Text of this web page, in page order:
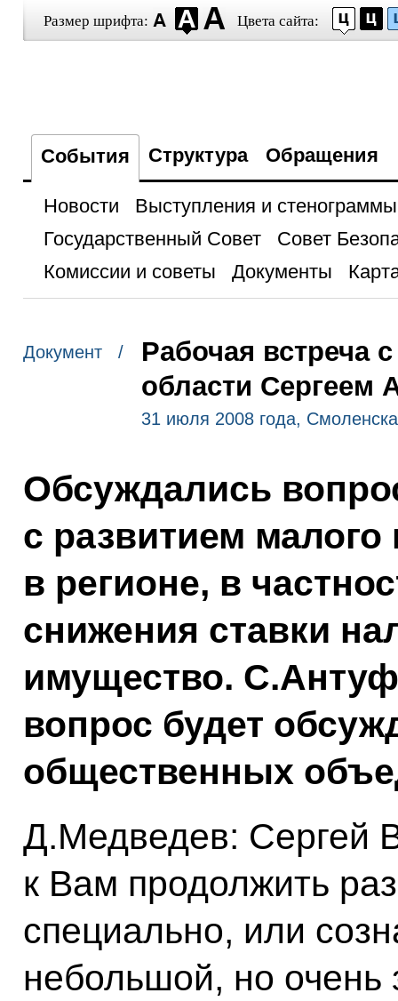
Размер шрифта: Цвета сайта:
События Структура Обращения
Новости
Выступления и стенограммы
Государственный Совет
Совет
Комиссии и советы
Документы
Документ /
Рабочая встреча
области Сергеем
31 июля 2008 года,
Обсуждались
с развитием
в регионе, в
снижения ставки
имущество.
вопрос будет
общественных
Д.Медведев: Сергей
к Вам продолжить
специально, или
небольшой, но